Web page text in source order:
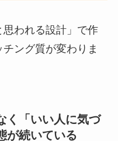
われる設計」で作
ング質が変わりま
く「いい人に気づ
が続いている